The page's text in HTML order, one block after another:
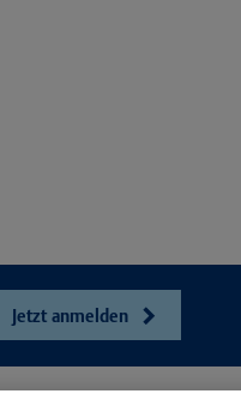
Jetzt anmelden